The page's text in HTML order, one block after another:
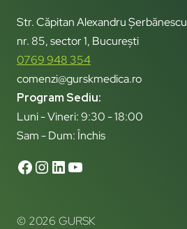
Str. Căpitan Alexandru Șerbănescu
nr. 85, sector 1, București
0769 948 354
comenzi@gurskmedica.ro
Program Sediu:
Luni - Vineri: 9:30 - 18:00
Sam - Dum: Închis
© 2026 GURSK